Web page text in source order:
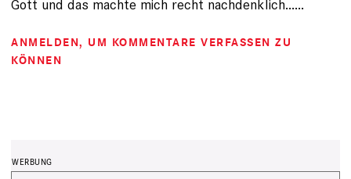
Gott und das machte mich recht nachdenklich......
ANMELDEN, UM KOMMENTARE VERFASSEN ZU
KÖNNEN